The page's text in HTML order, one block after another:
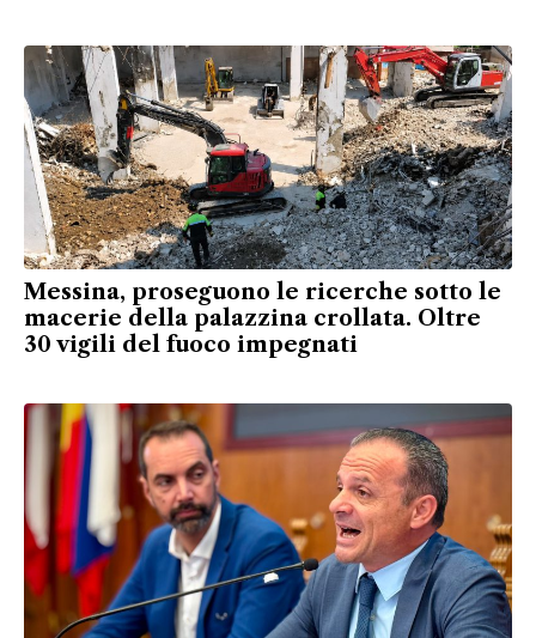
Messina, proseguono le ricerche sotto le
macerie della palazzina crollata. Oltre
30 vigili del fuoco impegnati